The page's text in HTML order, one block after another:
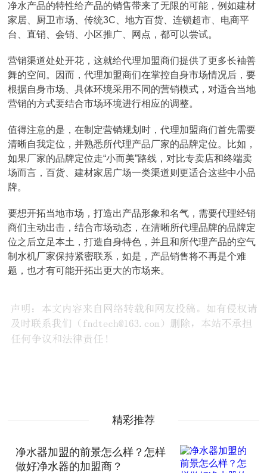
净水产品的特性给产品的销售带来了无限的可能，例如建材
家居、厨卫市场、传统3C、地方百货、连锁超市、电商平
台、直销、会销、小区推广、网点，都可以尝试。
营销渠道处处开花，这就给代理加盟商们提供了更多长袖善
舞的空间。因而，代理加盟商们在掌控自身市场情况后，要
根据自身市场、具体环境采用不同的营销模式，对适合当地
营销的方式要结合市场环境进行相应的调整。
值得注意的是，在制定营销规划时，代理加盟商们首先需要
清晰自我定位，并熟悉所代理产品厂家的品牌定位。比如，
如果厂家的品牌定位走“小而美”路线，对比专卖店和终端卖
场而言，百货、建材家居广场一类渠道则更适合这些中小品
牌。
要想开拓当地市场，打造出产品形象和名气，需要代理经销
商们主动出击，结合市场动态，在清晰所代理品牌的品牌定
位之后立足本土，打造自身特色，并且和所代理产品的空气
制水机厂家保持紧密联系，如是，产品销售将不再是个难
题，也才有可能开拓出更大的市场来。
精彩推荐
净水器加盟的前景怎么样？怎样
做好净水器的加盟商？